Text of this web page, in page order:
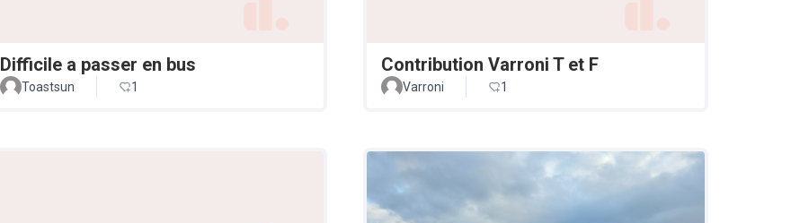
Difficile a passer en bus
Toastsun 1
Contribution Varroni T et F
Varroni 1